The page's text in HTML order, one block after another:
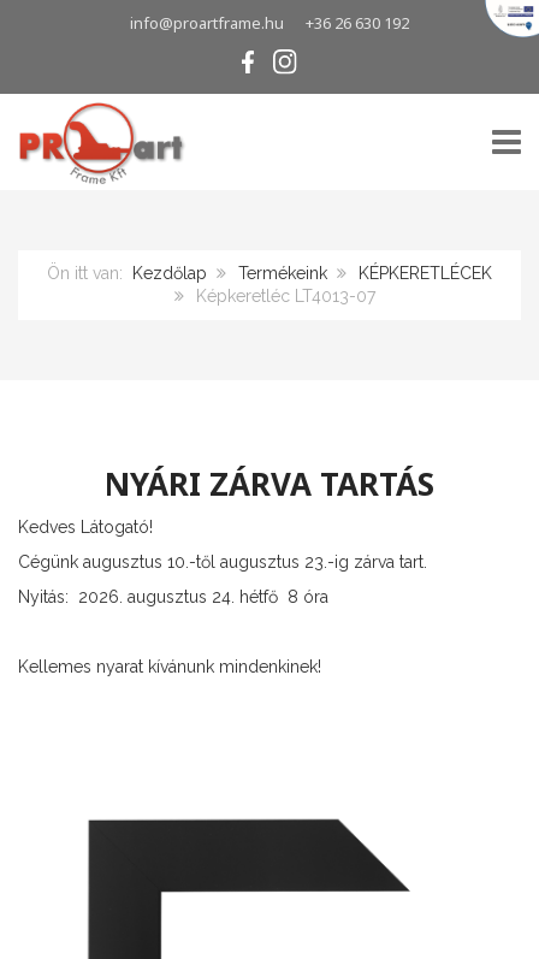
info@proartframe.hu +36 26 630 192
Ön itt van: Kezdőlap Termékeink
KÉPKERETLÉCEK
Képkeretléc LT4013-07
NYÁRI ZÁRVA TARTÁS
Kedves Látogató!
Cégünk augusztus 10.-től augusztus 23.-ig zárva tart.
Nyitás: 2026. augusztus 24. hétfő 8 óra
Kellemes nyarat kívánunk mindenkinek!